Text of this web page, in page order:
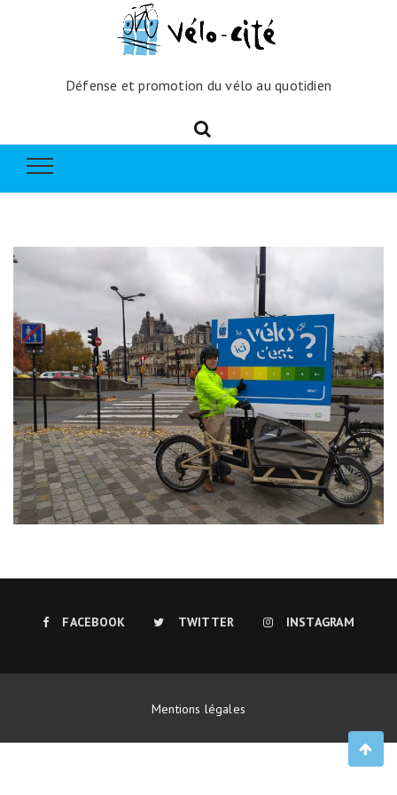
Défense et promotion du vélo au quotidien
FACEBOOK TWITTER INSTAGRAM
Mentions légales